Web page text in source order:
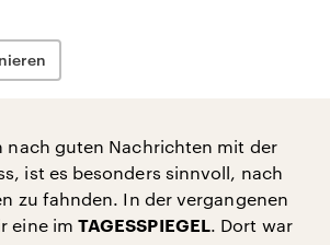
nach guten Nachrichten mit der
ist es besonders sinnvoll, nach
zu fahnden. In der vergangenen
eine imTAGESSPIEGEL. Dort war